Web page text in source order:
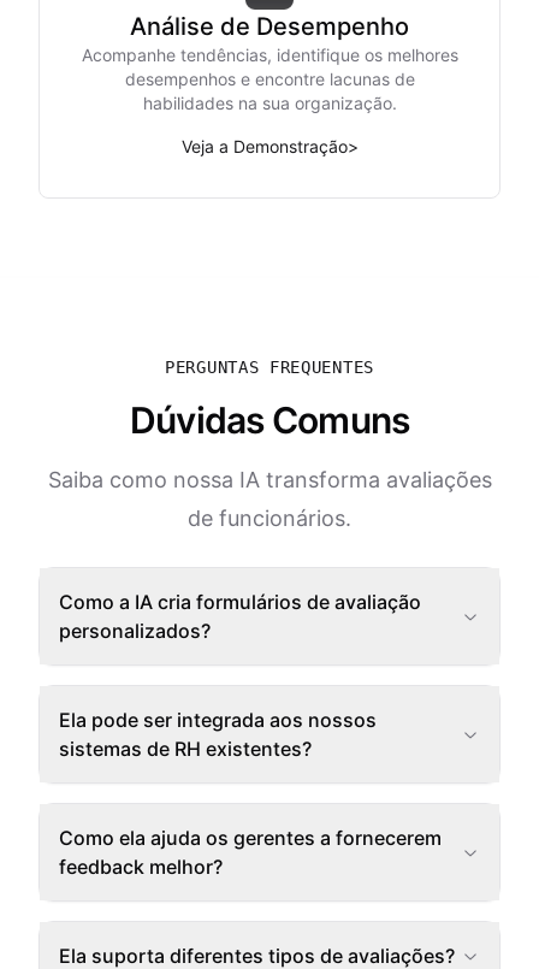
Análise de Desempenho
Acompanhe tendências, identifique os melhores
desempenhos e encontre lacunas de
habilidades na sua organização.
Veja a Demonstração>
PERGUNTAS FREQUENTES
Dúvidas Comuns
Saiba como nossa IA transforma avaliações
de funcionários.
Como a IA cria formulários de avaliação
personalizados?
Ela pode ser integrada aos nossos
sistemas de RH existentes?
Como ela ajuda os gerentes a fornecerem
feedback melhor?
Ela suporta diferentes tipos de avaliações?